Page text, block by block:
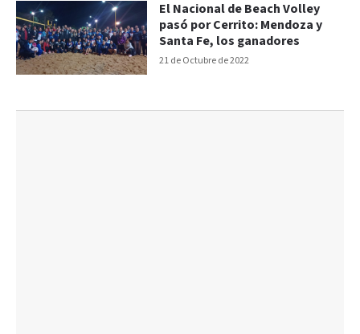
21 de Octubre de 2022
El Nacional de Beach Volley
pasó por Cerrito: Mendoza y
Santa Fe, los ganadores